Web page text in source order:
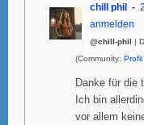
chill phil
anmelden
@chill-phil |
(Community: Profil
Danke für die
Ich bin
vor allem